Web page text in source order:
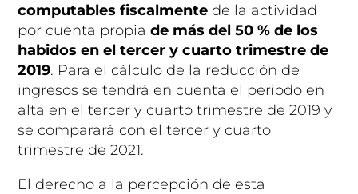
computables fiscalmente de la actividad
por cuenta propiade más del 50 % de los
habidos en el tercer y cuarto trimestre de
2019. Para el cálculo de la reducción de
ingresos se tendrá en cuenta el periodo en
alta en el tercer y cuarto trimestre de 2019 y
se comparará con el tercer y cuarto
trimestre de 2021.
El derecho a la percepción de esta